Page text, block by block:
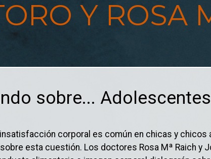
Y ROSA
sobre...
corporal es común en chicas y
esta cuestión. Los doctores Rosa Mª Raich y